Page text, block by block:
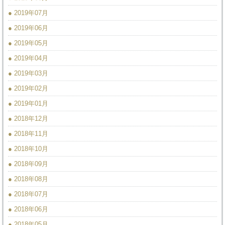
● 2019年07月
● 2019年06月
● 2019年05月
● 2019年04月
● 2019年03月
● 2019年02月
● 2019年01月
● 2018年12月
● 2018年11月
● 2018年10月
● 2018年09月
● 2018年08月
● 2018年07月
● 2018年06月